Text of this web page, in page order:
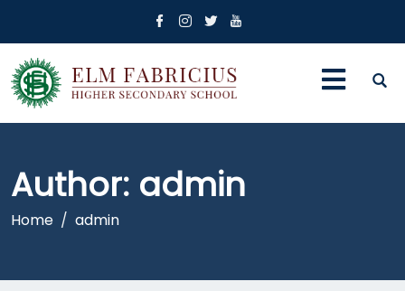
Author: admin
Home admin